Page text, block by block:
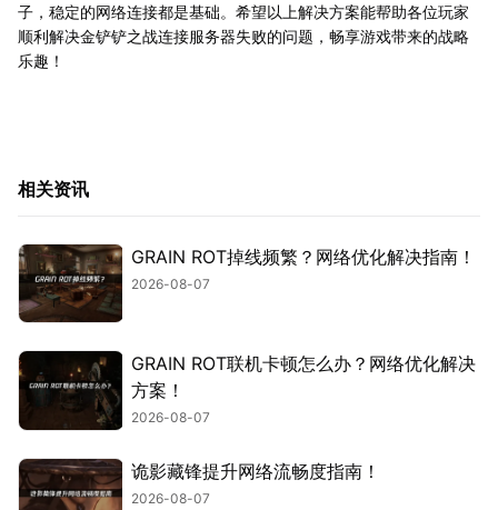
子，稳定的网络连接都是基础。希望以上解决方案能帮助各位玩家
顺利解决金铲铲之战连接服务器失败的问题，畅享游戏带来的战略
乐趣！
相关资讯
GRAIN ROT掉线频繁？网络优化解决指南！
2026-08-07
GRAIN ROT联机卡顿怎么办？网络优化解决
方案！
2026-08-07
诡影藏锋提升网络流畅度指南！
2026-08-07